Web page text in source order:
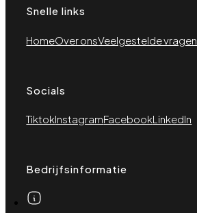
Snelle links
HomeOver onsVeelgestelde vragen
Socials
TiktokInstagramFacebookLinkedIn
Bedrijfsinformatie